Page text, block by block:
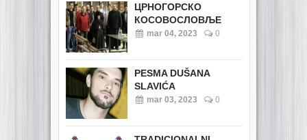
ЦРНОГОРСКО
КОСОВОСЛОВЉЕ
mar 04, 2023 0
PESMA DUŠANA
SLAVIĆA
mar 03, 2023 0